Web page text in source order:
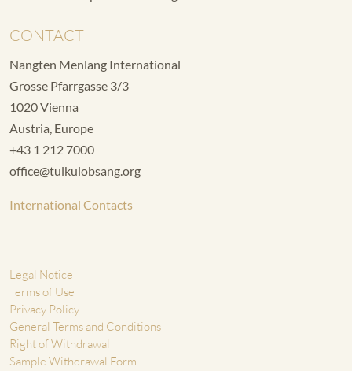
CONTACT
Nangten Menlang International
Grosse Pfarrgasse 3/3
1020 Vienna
Austria, Europe
+43 1 212 7000
office@tulkulobsang.org
International Contacts
Legal Notice
Terms of Use
Privacy Policy
General Terms and Conditions
Right of Withdrawal
Sample Withdrawal Form